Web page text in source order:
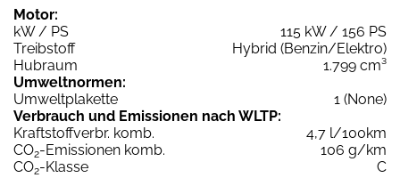
Motor:
kW / PS
115 kW / 156 PS
Treibstoff
Hybrid (Benzin/Elektro)
Hubraum
1.799 cm³
Umweltnormen:
Umweltplakette
1 (None)
Verbrauch und Emissionen nach WLTP:
Kraftstoffverbr. komb.
4,7 l/100km
CO2-Emissionen komb.
106 g/km
CO2-Klasse
C